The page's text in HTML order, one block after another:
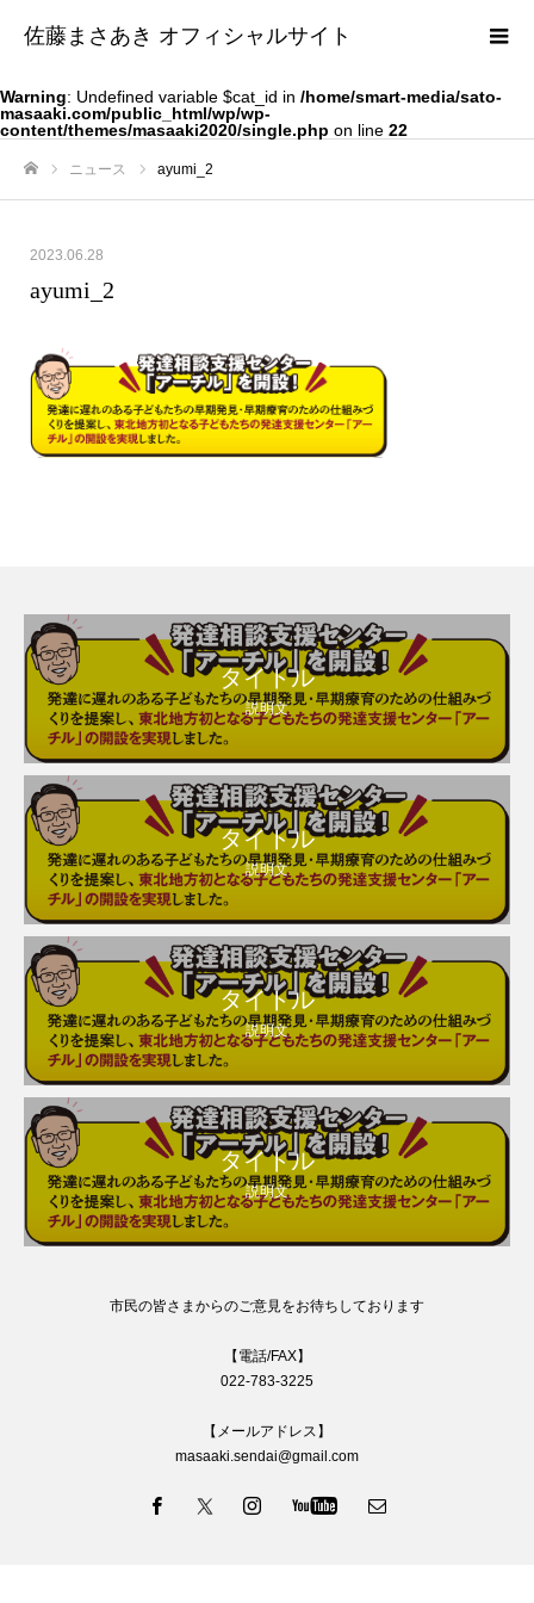
佐藤まさあき オフィシャルサイト
Warning: Undefined variable $cat_id in /home/smart-media/sato-
masaaki.com/public_html/wp/wp-
content/themes/masaaki2020/single.php on line 22
ニュース ayumi_2
2023.06.28
ayumi_2
タイトル
説明文
タイトル
説明文
タイトル
説明文
タイトル
説明文
市民の皆さまからのご意見をお待ちしております
【電話/FAX】
022-783-3225
【メールアドレス】
masaaki.sendai@gmail.com